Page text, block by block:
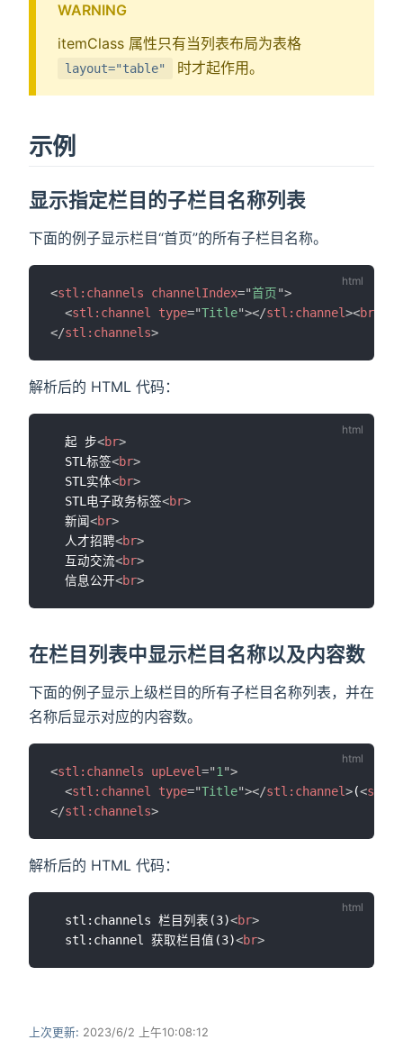
WARNING
itemClass 属性只有当列表布局为表格
layout="table" 时才起作用。
示例
显示指定栏目的子栏目名称列表
下面的例子显示栏目“首页”的所有子栏目名称。
<stl: channels channelIndex="首页">
<stl: channel type="Title"></stl: channel><br
</stl: channels>
解析后的 HTML 代码：
  起 步
<br>
  STL标签
<br>
  STL实体
<br>
  STL电子政务标签
<br>
  新闻
<br>
  人才招聘
<br>
  互动交流
<br>
  信息公开
<br>
在栏目列表中显示栏目名称以及内容数
下面的例子显示上级栏目的所有子栏目名称列表，并在
名称后显示对应的内容数。
<stl: channels upLevel="1 ">
<stl: channel type="Title"></stl: channel>(<stl:
</stl: channels>
解析后的 HTML 代码：
  stl:channels 栏目列表(3)
<br>
  stl:channel 获取栏目值(3)
<br>
上次更新: 2023/6/2 上午10:08:12